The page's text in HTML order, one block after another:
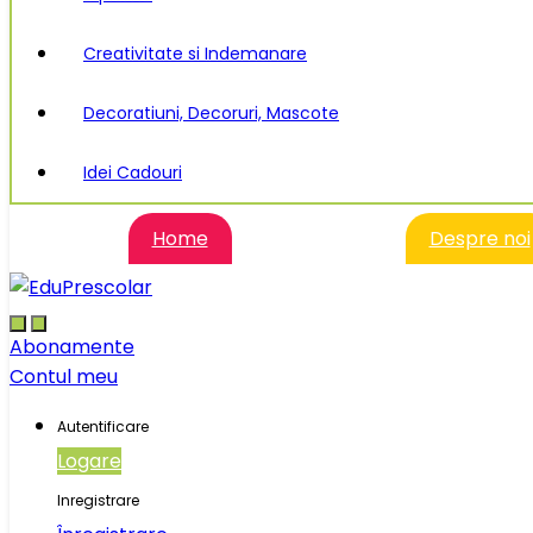
Creativitate si Indemanare
Decoratiuni, Decoruri, Mascote
Idei Cadouri
Home Despre noi
Abonamente
Contul meu
Autentificare
Logare
Inregistrare